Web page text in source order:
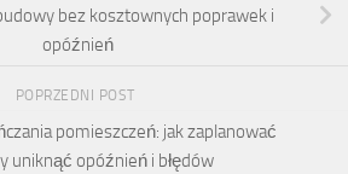
bez kosztownych poprawek i
opóźnień
POPRZEDNI POST
pomieszczeń: jak zaplanować
uniknąć opóźnień i błędów